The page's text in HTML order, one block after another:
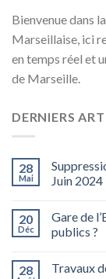
Bienvenue dans
Marseillaise, ici
en temps réel et
de Marseille.
DERNIERS
28
Mai
Juin 2024
20
Déc
Gare de
publics ?
28
Travaux